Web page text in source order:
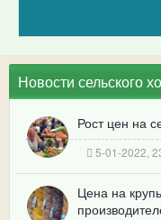
Новости сельского
Рост цен на
5-01-2022,
Цена на